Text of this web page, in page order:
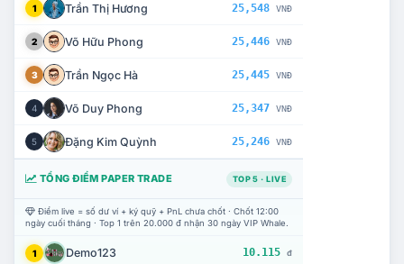
1 Trần Thị Hương 25,548 VNĐ
2 Võ Hữu Phong 25,446 VNĐ
3 Trần Ngọc Hà 25,445 VNĐ
4 Võ Duy Phong 25,347 VNĐ
5 Đặng Kim Quỳnh 25,246 VNĐ
TỔNG ĐIỂM PAPER TRADE TOP 5 · LIVE
Điểm live = số dư ví + ký quỹ + PnL chưa chốt · Chốt 12:00
ngày cuối tháng · Top 1 trên 20.000 đ nhận 30 ngày VIP Whale.
1 Demo123 10.115 đ